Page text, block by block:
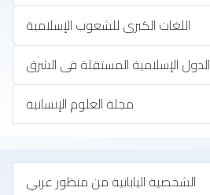
اللغات الكبرى للشعوب الإسلامية
الدول الإسلامية المستقلة فى الشرق
مجلة العلوم الإنسانية
‏الشخصية اليابانية من منظور عربي